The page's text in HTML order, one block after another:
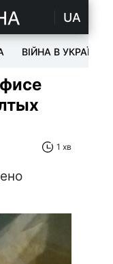
UA
ВІЙНА В УКРАЇНІ
1 хв